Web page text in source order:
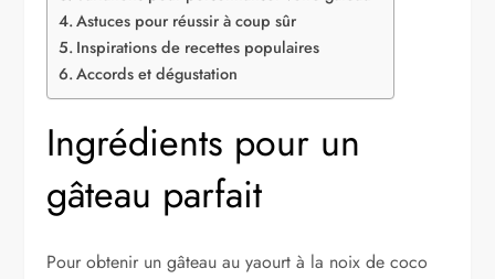
Astuces pour réussir à coup sûr
Inspirations de recettes populaires
Accords et dégustation
Ingrédients pour un
gâteau parfait
Pour obtenir un gâteau au yaourt à la noix de coco